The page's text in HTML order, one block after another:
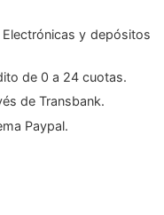
y depósitos
de 0 a 24 cuotas.
de Transbank.
Paypal.